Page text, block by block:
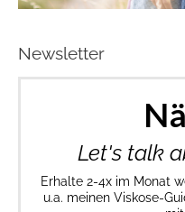
Newsletter
Let's talk
Erhalte 2-4x im Monat
u.a. meinen Viskose-